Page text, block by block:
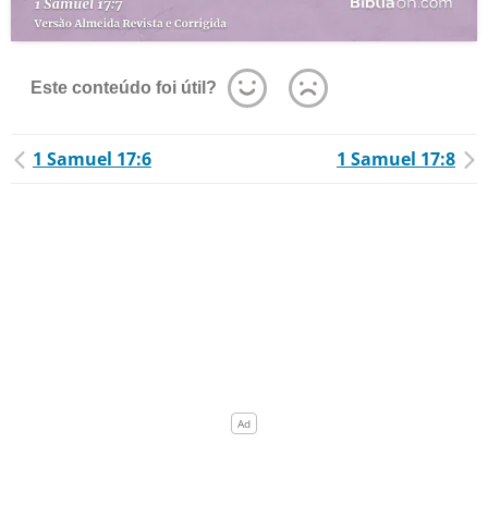
Este conteúdo foi útil?
1 Samuel 17:6 1 Samuel 17:8